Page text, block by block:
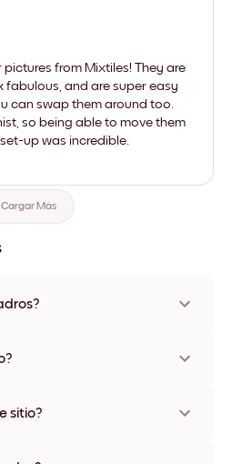
from Mixtiles! They are
and are super easy
can swap them around too.
so being able to move them
up was incredible.
Cargar Más
de marco, incluidas opciones sin
Te enviaremos un número de
sitio?